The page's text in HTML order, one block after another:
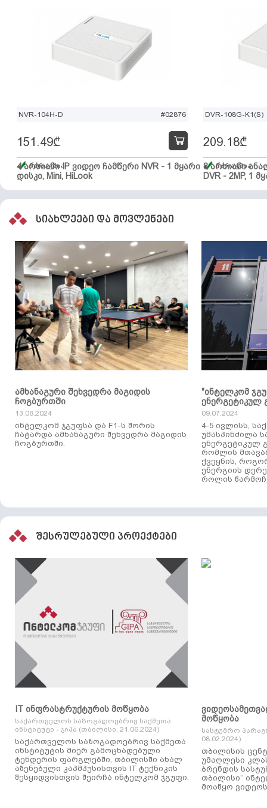
NVR-104H-D #02876
4 არხიანი IP ვიდეო ჩამწერი NVR - 1 მყარი
დისკი, Mini, HiLook
151.49₾
მარაგშია
DVR-108G-K1(S)
8 არხიანი
DVR - 2MP, 1
209.18₾
მარაგშია
სიახლეები და მოვლენები
ამხანაგური შეხვედრა მაგიდის
ჩოგბურთში
13.08.2024
ინტელკომ ჯგუფსა და F1-ს შორის
ჩატარდა ამხანაგური შეხვედრა მაგიდის
ჩოგბურთში.
"ინტელკომ
ენერგეტიკულ
09.07.2024
4-5 ივლისს,
უმასპინძილა
ენერგეტიკულ
რომლის
ქვეყნის,
ენერგიის
როლის
შესრულებული პროექტები
IT ინფრასტრუქტურის მოწყობა
საქართველოს საზოგადოებრივ საქმეთა
ინსტიტუტი - ჯიპა (თბილისი, 21.06.2024)
საქართველოს საზოგადოებრივ საქმეთა
ინსტიტუტის მიერ გამოცხადებული
ტენდერის ფარგლებში, თბილისში ახალ
აშენებული კაპმპუსისთვის IT ტექნიკის
შესყიდვისთვის შეირჩა ინტელკომ ჯგუფი.
მოწყობა
სასტუმრო
08.02.2024)
თბილისის
უმაღლესი
ბრენდის
თბილისი“
მოაწყო